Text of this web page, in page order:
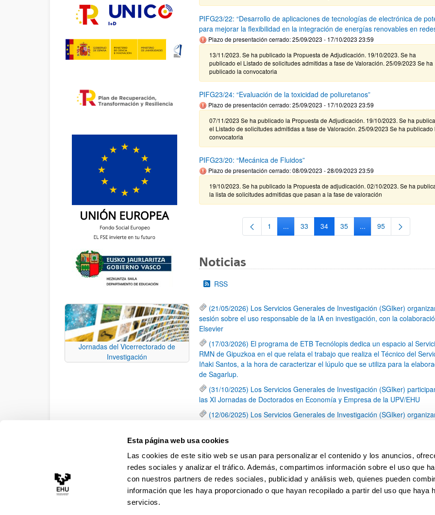
Esta página web usa cookies
Las cookies de este sitio web se usan para personalizar el contenido y los anuncios,
redes sociales y analizar el tráfico. Además, compartimos información sobre el uso que
con nuestros partners de redes sociales, publicidad y análisis web, quienes pueden
información que les haya proporcionado o que hayan recopilado a partir del uso que haya
servicios.
Jornadas del Vicerrectorado de
Investigación
PIFG23/22: “Desarrollo de aplicaciones de tecnologías de electrónica de
para mejorar la flexibilidad en la integración de energías renovables en
Plazo de presentación cerrado: 25/09/2023 - 17/10/2023 23:59
13/11/2023. Se ha publicado la Propuesta de Adjudicación. 19/10/2023. Se ha
publicado el Listado de solicitudes admitidas a fase de Valoración. 25/09/2023 Se ha
publicado la convocatoria
PIFG23/24: “Evaluación de la toxicidad de poliuretanos”
Plazo de presentación cerrado: 25/09/2023 - 17/10/2023 23:59
07/11/2023 Se ha publicado la Propuesta de Adjudicación. 19/10/2023. Se ha
el Listado de solicitudes admitidas a fase de Valoración. 25/09/2023 Se ha publicado
convocatoria
PIFG23/20: “Mecánica de Fluidos”
Plazo de presentación cerrado: 08/09/2023 - 28/09/2023 23:59
19/10/2023. Se ha publicado la Propuesta de adjudicación. 02/10/2023. Se ha
la lista de solicitudes admitidas que pasan a la fase de valoración
Página
1 ...Páginas intermedias Use TAB para desplazarse.
Página
33 Página
34 Página
35 ...Páginas intermedias
Página
95
Noticias
RSS
(21/05/2026) Los Servicios Generales de Investigación (SGIker)
sesión sobre el uso responsable de la IA en investigación, con la
Elsevier
(17/03/2026) El programa de ETB Tecnólopis dedica un espacio al
RMN de Gipuzkoa en el que relata el trabajo que realiza el Técnico del
Iñaki Santos, a la hora de caracterizar el lúpulo que se utiliza para la
de Sagarlup.
(31/10/2025) Los Servicios Generales de Investigación (SGIker)
las XI Jornadas de Doctorados en Economía y Empresa de la UPV/EHU
(12/06/2025) Los Servicios Generales de Investigación (SGIker)
una caracterización química de dos variedades de lúpulo silvestre
Página
1 Página
2 Página
3 ...
Páginas intermedias Use TAB
Página
79